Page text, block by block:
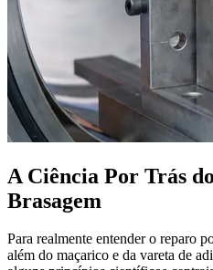
A Ciência Por Trás
Brasagem
Para realmente entender o reparo
além do maçarico e da vareta de